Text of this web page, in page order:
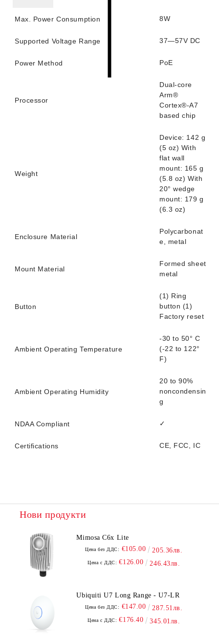
Max. Power Consumption 8W
Supported Voltage Range 37—57V DC
Power Method PoE
Processor
Dual-core
Arm®
Cortex®-A7
based chip
Weight
Device: 142 g
(5 oz) With
flat wall
mount: 165 g
(5.8 oz) With
20° wedge
mount: 179 g
(6.3 oz)
Enclosure Material
Polycarbonat
e, metal
Mount Material
Formed sheet
metal
Button
(1) Ring
button (1)
Factory reset
Ambient Operating Temperature
-30 to 50° C
(-22 to 122°
F)
Ambient Operating Humidity
20 to 90%
noncondensin
g
NDAA Compliant ✓
Certifications CE, FCC, IC
Нови продукти
Mimosa C6x Lite
Цена без ДДС: €105.00 205.36лв.
Цена с ДДС: €126.00 246.43лв.
Ubiquiti U7 Long Range - U7-LR
Цена без ДДС: €147.00 287.51лв.
Цена с ДДС: €176.40 345.01лв.